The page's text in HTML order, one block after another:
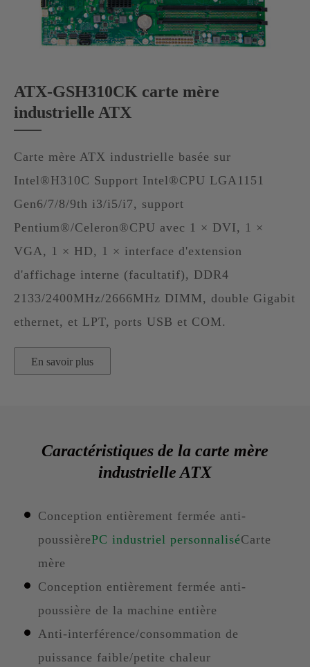
ATX-GSH310CK carte mère
industrielle ATX
Carte mère ATX industrielle basée sur
Intel®H310C Support Intel®CPU LGA1151
Gen6/7/8/9th i3/i5/i7, support
Pentium®/Celeron®CPU avec 1 × DVI, 1 ×
VGA, 1 × HD, 1 × interface d'extension
d'affichage interne (facultatif), DDR4
2133/2400MHz/2666MHz DIMM, double Gigabit
ethernet, et LPT, ports USB et COM.
En savoir plus
Caractéristiques de la carte mère
industrielle ATX
Conception entièrement fermée anti-
poussièrePC industriel personnaliséCarte
mère
Conception entièrement fermée anti-
poussière de la machine entière
Anti-interférence/consommation de
puissance faible/petite chaleur